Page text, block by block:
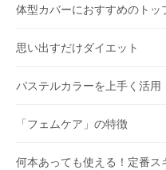
体型カバーにおすすめのトッ
思い出すだけダイエット
パステルカラーを上手く活用
「フェムケア」の特徴
何本あっても使える！定番